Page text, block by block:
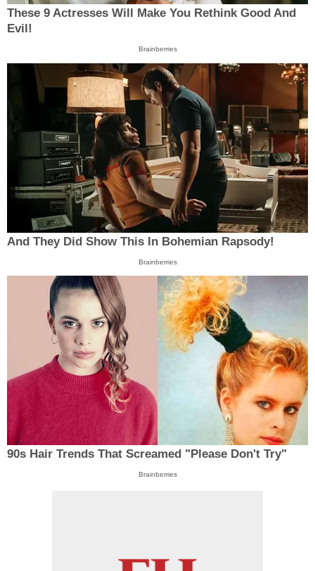
These 9 Actresses Will Make You Rethink Good And
Evil!
Brainberries
And They Did Show This In Bohemian Rapsody!
Brainberries
90s Hair Trends That Screamed "Please Don't Try"
Brainberries